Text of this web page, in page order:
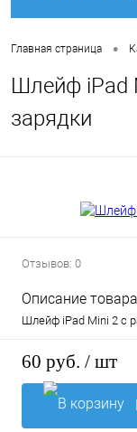
Главная страница •
Шлейф iPad
зарядки
Отзывов: 0
Описание
Шлейф iPad Mini 2 с
60 руб. / шт